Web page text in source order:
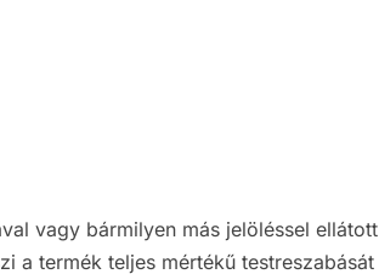
vagy bármilyen más jelöléssel ellátott
a termék teljes mértékű testreszabását